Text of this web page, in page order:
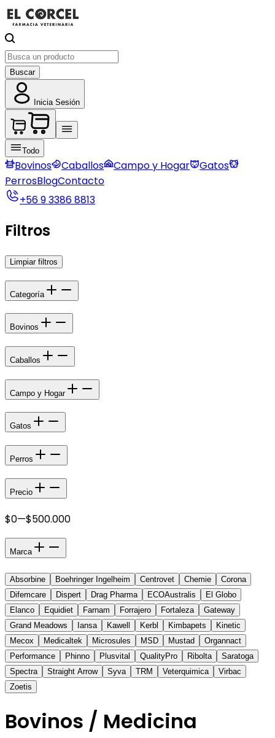
Buscar
Inicia Sesión
Todo
Bovinos Caballos Campo y Hogar
Gatos
PerrosBlogContacto
+56 9 3386 8813
Filtros
Limpiar filtros
Categoría
Bovinos
Caballos
Campo y Hogar
Gatos
Perros
Precio
$0—$500.000
Marca
Absorbine Boehringer Ingelheim Centrovet Chemie
Corona
Difemcare
Dispert Drag Pharma ECOAustralis
El Globo
Elanco
Equidiet Farnam Forrajero Fortaleza
Gateway
Grand Meadows
Iansa Kawell Kerbl Kimbapets
Kinetic
Mecox
Medicaltek Microsules MSD Mustad
Organnact
Performance
Phinno Plusvital QualityPro Ribolta
Saratoga
Spectra
Straight Arrow Syva TRM Veterquimica
Virbac
Zoetis
Bovinos / Medicina